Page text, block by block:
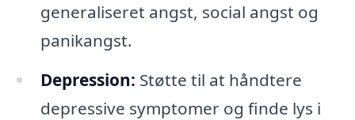
generaliseret angst, social angst og
panikangst.
Depression: Støtte til at håndtere
depressive symptomer og finde lys i